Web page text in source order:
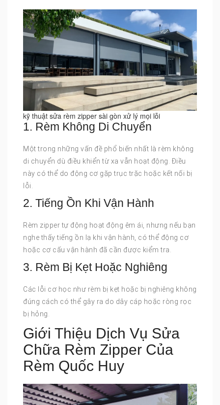
kỹ thuật sửa rèm zipper sài gòn xử lý mọi lỗi
1. Rèm Không Di Chuyển
Một trong những vấn đề phổ biến nhất là rèm không
di chuyển dù điều khiển từ xa vẫn hoạt động. Điều
này có thể do động cơ gặp trục trặc hoặc kết nối bị
lỗi.
2. Tiếng Ồn Khi Vận Hành
Rèm zipper tự động hoạt động êm ái, nhưng nếu bạn
nghe thấy tiếng ồn lạ khi vận hành, có thể động cơ
hoặc cơ cấu vận hành đã cần được kiểm tra.
3. Rèm Bị Kẹt Hoặc Nghiêng
Các lỗi cơ học như rèm bị kẹt hoặc bị nghiêng không
đúng cách có thể gây ra do dây cáp hoặc ròng rọc
bị hỏng.
Giới Thiệu Dịch Vụ Sửa
Chữa Rèm Zipper Của
Rèm Quốc Huy